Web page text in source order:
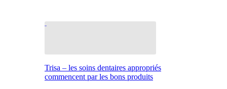
Trisa – les soins dentaires appropriés
commencent par les bons produits